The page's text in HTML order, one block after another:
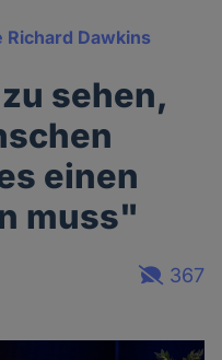
Dawkins
sehen,
einen
muss"
367